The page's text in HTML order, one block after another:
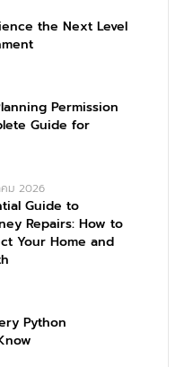
the Next Level
Permission
Guide for
ม 2026
Guide to
Repairs: How to
Your Home and
Python